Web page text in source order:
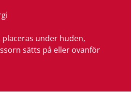
under huden,
sätts på eller ovanför